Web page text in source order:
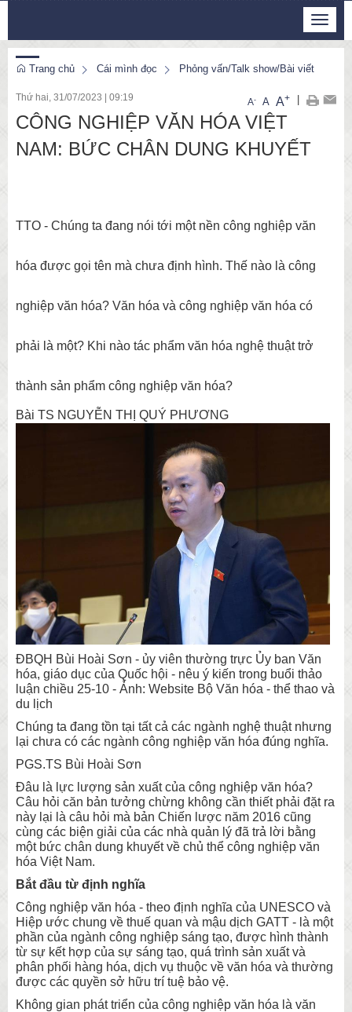
Toggle
Trang chủ Cái mình đọc Phỏng vấn/Talk show/Bài viết
Thứ hai, 31/07/2023 09:19 A- A A+
CÔNG NGHIỆP VĂN HÓA VIỆT
NAM: BỨC CHÂN DUNG KHUYẾT
TTO - Chúng ta đang nói tới một nền công nghiệp văn
hóa được gọi tên mà chưa định hình. Thế nào là công
nghiệp văn hóa? Văn hóa và công nghiệp văn hóa có
phải là một? Khi nào tác phẩm văn hóa nghệ thuật trở
thành sản phẩm công nghiệp văn hóa?
Bài TS NGUYỄN THỊ QUÝ PHƯƠNG
ĐBQH Bùi Hoài Sơn - ủy viên thường trực Ủy ban Văn
hóa, giáo dục của Quốc hội - nêu ý kiến trong buổi thảo
luận chiều 25-10 - Ảnh: Website Bộ Văn hóa - thể thao và
du lịch
Chúng ta đang tồn tại tất cả các ngành nghệ thuật nhưng
lại chưa có các ngành công nghiệp văn hóa đúng nghĩa.
PGS.TS Bùi Hoài Sơn
Đâu là lực lượng sản xuất của công nghiệp văn hóa?
Câu hỏi căn bản tưởng chừng không cần thiết phải đặt ra
này lại là câu hỏi mà bản Chiến lược năm 2016 cũng
cùng các biện giải của các nhà quản lý đã trả lời bằng
một bức chân dung khuyết về chủ thể công nghiệp văn
hóa Việt Nam.
Bắt đầu từ định nghĩa
Công nghiệp văn hóa - theo định nghĩa của UNESCO và
Hiệp ước chung về thuế quan và mậu dịch GATT - là một
phần của ngành công nghiệp sáng tạo, được hình thành
từ sự kết hợp của sự sáng tạo, quá trình sản xuất và
phân phối hàng hóa, dịch vụ thuộc về văn hóa và thường
được các quyền sở hữu trí tuệ bảo vệ.
Không gian phát triển của công nghiệp văn hóa là văn